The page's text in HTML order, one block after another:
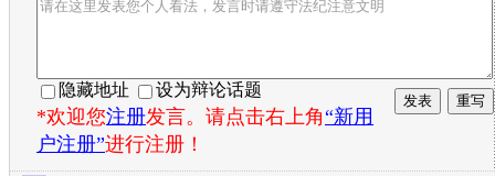
隐藏地址 设为辩论话题
*欢迎您注册发言。请点击右上角“新用
户注册”进行注册！